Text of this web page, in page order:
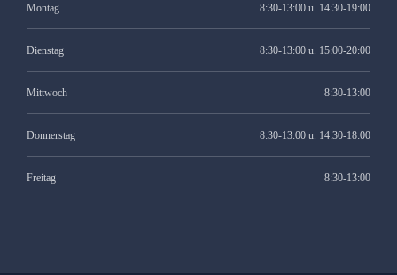
Montag 8:30-13:00 u. 14:30-19:00
Dienstag 8:30-13:00 u. 15:00-20:00
Mittwoch 8:30-13:00
Donnerstag 8:30-13:00 u. 14:30-18:00
Freitag 8:30-13:00